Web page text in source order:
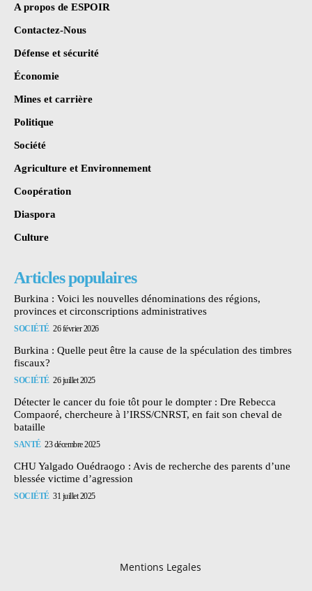
A propos de ESPOIR
Contactez-Nous
Défense et sécurité
Économie
Mines et carrière
Politique
Société
Agriculture et Environnement
Coopération
Diaspora
Culture
Articles populaires
Burkina : Voici les nouvelles dénominations des régions,
provinces et circonscriptions administratives
SOCIÉTÉ 26 février 2026
Burkina : Quelle peut être la cause de la spéculation des timbres
fiscaux?
SOCIÉTÉ 26 juillet 2025
Détecter le cancer du foie tôt pour le dompter : Dre Rebecca
Compaoré, chercheure à l’IRSS/CNRST, en fait son cheval de
bataille
SANTÉ 23 décembre 2025
CHU Yalgado Ouédraogo : Avis de recherche des parents d’une
blessée victime d’agression
SOCIÉTÉ 31 juillet 2025
Mentions Legales